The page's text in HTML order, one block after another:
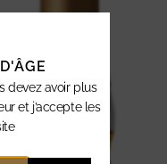
devez avoir plus
et j’accepte les